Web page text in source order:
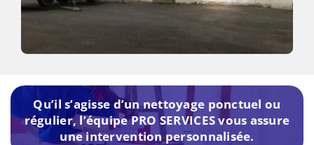
Qu’il s’agisse d’un nettoyage ponctuel ou
régulier, l’équipe PRO SERVICES vous assure
une intervention personnalisée.